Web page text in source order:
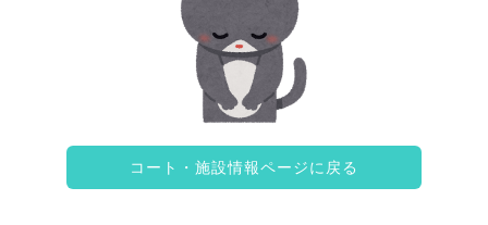
コート・施設情報ページに戻る